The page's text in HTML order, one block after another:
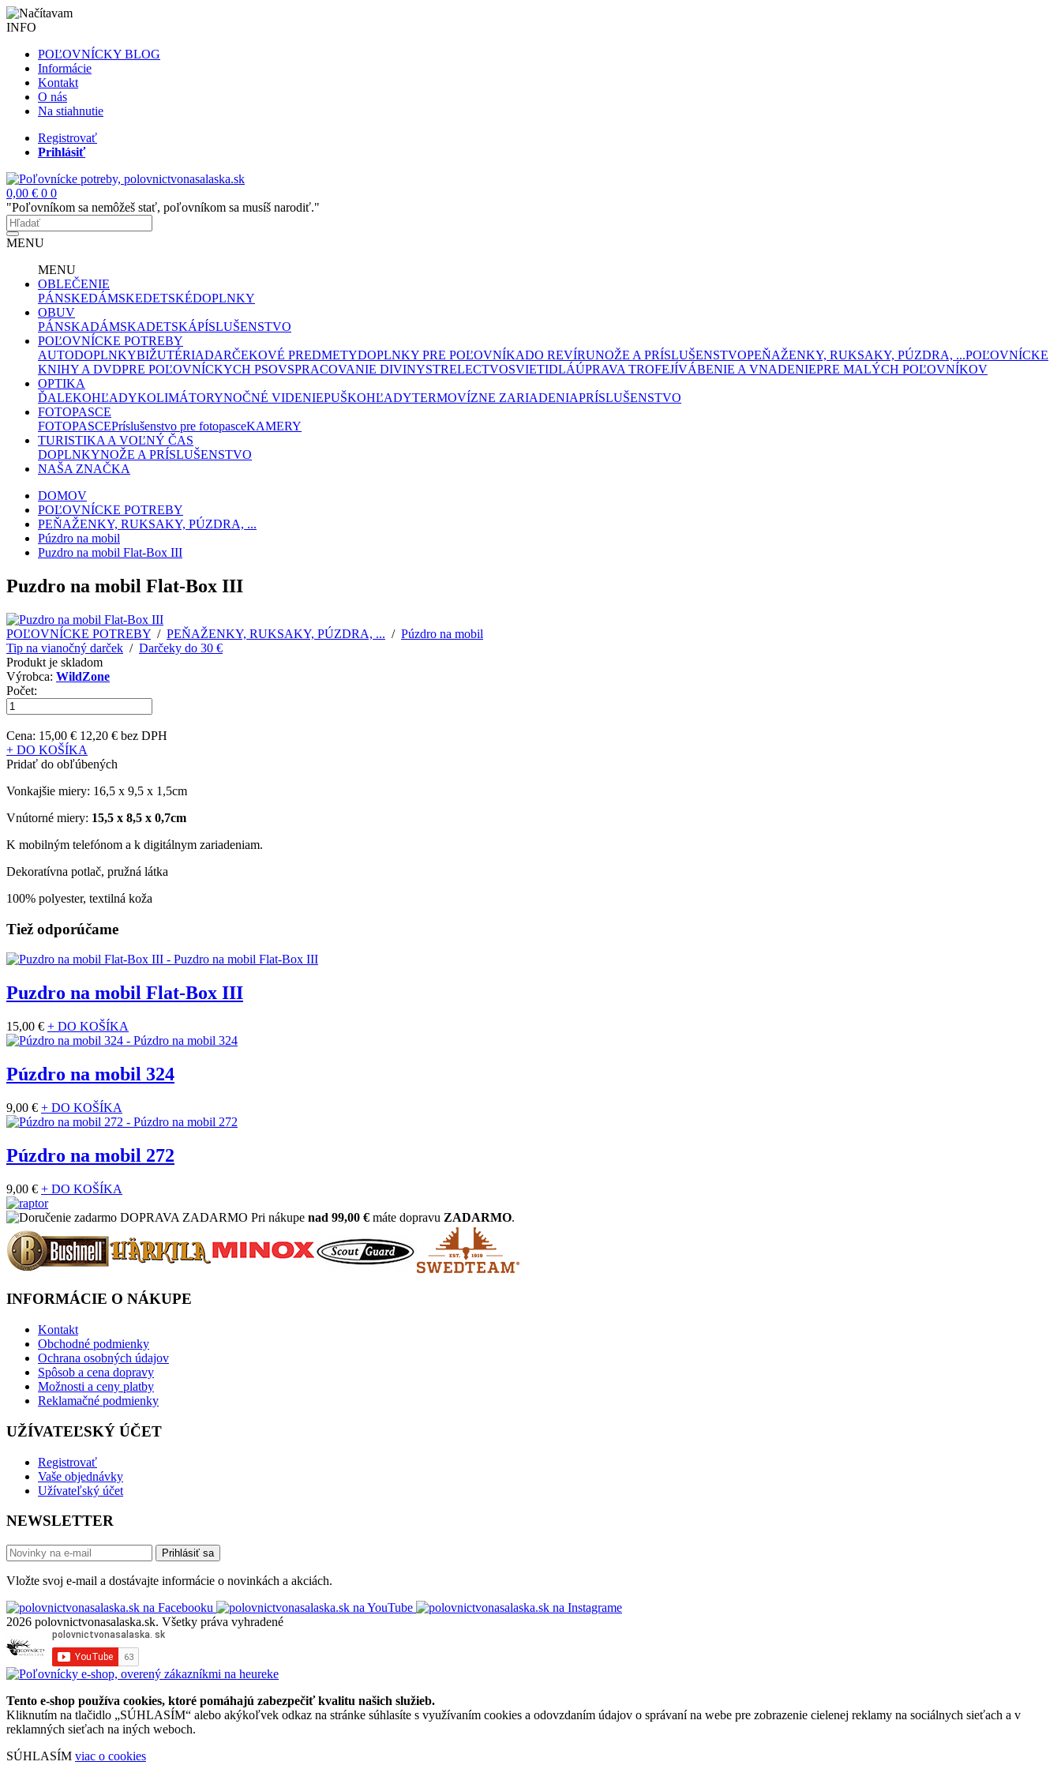
INFO
POĽOVNÍCKY BLOG
Informácie
Kontakt
O nás
Na stiahnutie
Registrovať
Prihlásiť
0,00 € 0 0
"Poľovníkom sa nemôžeš stať, poľovníkom sa musíš narodiť."
MENU
MENU
OBLEČENIE
PÁNSKEDÁMSKEDETSKÉDOPLNKY
OBUV
PÁNSKADÁMSKADETSKÁPÍSLUŠENSTVO
POĽOVNÍCKE POTREBY
AUTODOPLNKYBIŽUTÉRIADARČEKOVÉ PREDMETYDOPLNKY PRE POĽOVNÍKADO REVÍRUNOŽE A PRÍSLUŠENSTVOPEŇAŽENKY, RUKSAKY, PÚZDRA, ...POĽOVNÍCKE
KNIHY A DVDPRE POĽOVNÍCKYCH PSOVSPRACOVANIE DIVINYSTRELECTVOSVIETIDLÁÚPRAVA TROFEJÍVÁBENIE A VNADENIEPRE MALÝCH POĽOVNÍKOV
OPTIKA
ĎALEKOHĽADYKOLIMÁTORYNOČNÉ VIDENIEPUŠKOHĽADYTERMOVÍZNE ZARIADENIAPRÍSLUŠENSTVO
FOTOPASCE
FOTOPASCEPríslušenstvo pre fotopasceKAMERY
TURISTIKA A VOĽNÝ ČAS
DOPLNKYNOŽE A PRÍSLUŠENSTVO
NAŠA ZNAČKA
DOMOV
POĽOVNÍCKE POTREBY
PEŇAŽENKY, RUKSAKY, PÚZDRA, ...
Púzdro na mobil
Puzdro na mobil Flat-Box III
Puzdro na mobil Flat-Box III
POĽOVNÍCKE POTREBY / PEŇAŽENKY, RUKSAKY, PÚZDRA, ... / Púzdro na mobil
Tip na vianočný darček / Darčeky do 30 €
Produkt je skladom
Výrobca: WildZone
Počet:
Cena: 15,00 € 12,20 € bez DPH
+ DO KOŠÍKA
Pridať do obľúbených
Vonkajšie miery: 16,5 x 9,5 x 1,5cm
Vnútorné miery: 15,5 x 8,5 x 0,7cm
K mobilným telefónom a k digitálnym zariadeniam.
Dekoratívna potlač, pružná látka
100% polyester, textilná koža
Tiež odporúčame
Puzdro na mobil Flat-Box III
15,00 € + DO KOŠÍKA
Púzdro na mobil 324
9,00 € + DO KOŠÍKA
Púzdro na mobil 272
9,00 € + DO KOŠÍKA
DOPRAVA ZADARMO Pri nákupe nad 99,00 € máte dopravu ZADARMO.
INFORMÁCIE O NÁKUPE
Kontakt
Obchodné podmienky
Ochrana osobných údajov
Spôsob a cena dopravy
Možnosti a ceny platby
Reklamačné podmienky
UŽÍVATEĽSKÝ ÚČET
Registrovať
Vaše objednávky
Užívateľský účet
NEWSLETTER
Prihlásiť sa
Vložte svoj e-mail a dostávajte informácie o novinkách a akciách.
2026 polovnictvonasalaska.sk. Všetky práva vyhradené
Tento e-shop používa cookies, ktoré pomáhajú zabezpečiť kvalitu našich služieb.
Kliknutím na tlačidlo „SÚHLASÍM“ alebo akýkoľvek odkaz na stránke súhlasíte s využívaním cookies a odovzdaním údajov o správaní na webe pre zobrazenie cielenej reklamy na sociálnych sieťach a v
reklamných sieťach na iných weboch.
SÚHLASÍM viac o cookies